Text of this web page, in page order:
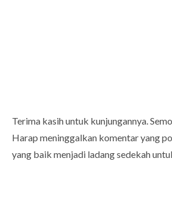
Terima kasih untuk kunjungannya.
Harap meninggalkan komentar yang
yang baik menjadi ladang sedekah